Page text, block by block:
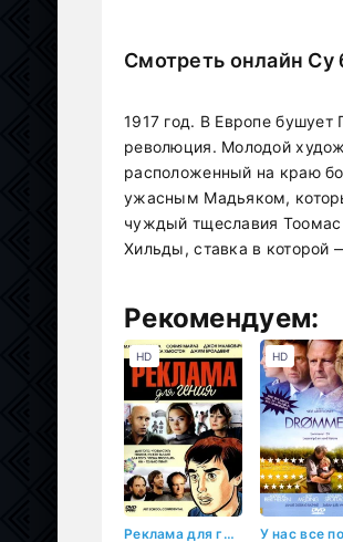
Смотреть онлайн Су
1917 год. В Европе бушует
революция. Молодой
расположенный на краю
ужасным Мадьяком,
чуждый тщеславия Тоомас
Хильды, ставка в которой
Рекомендуем:
Реклама для гения
HD HD